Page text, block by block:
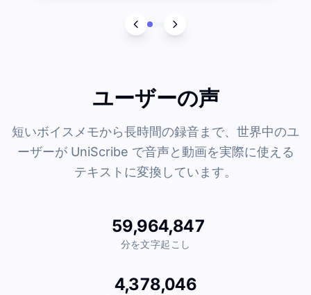
ユーザーの声
短いボイスメモから長時間の録音まで、世界中のユ
ーザーが UniScribe で音声と動画を実際に使える
テキストに変換しています。
59,964,847
分を文字起こし
4,378,046